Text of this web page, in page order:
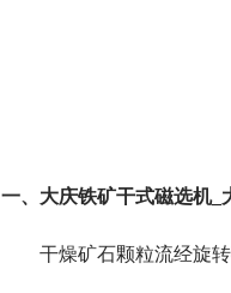
一、大庆铁矿干式磁选机_
干燥矿石颗粒流经旋